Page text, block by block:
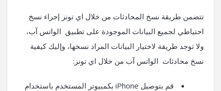
تتضمن طريقة نسخ المحادثات من خلال اي تونز إجراء نسخ
احتياطي لجميع البيانات الموجودة على تطبيق الواتس آب،
ولا توجد طريقة لاختيار البيانات المراد نسخها، وإليك كيفية
نسخ محادثات الواتس آب من خلال اي تونز:
قم بتوصيل iPhone بكمبيوتر المستخدم باستخدام